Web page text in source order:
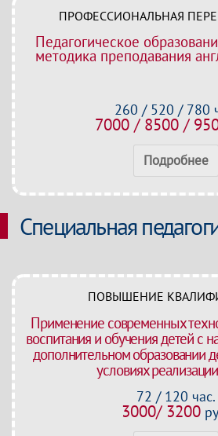
ПРОФЕССИОНАЛЬНАЯ
Педагогическое
методика преподавания
260 / 520 / 780
7000 / 8500 /
Подробнее
Специальная
ПОВЫШЕНИЕ
Применение современных
воспитания и обучения детей с
дополнительном образовании
условиях
72 / 120 час.
3000/ 3200